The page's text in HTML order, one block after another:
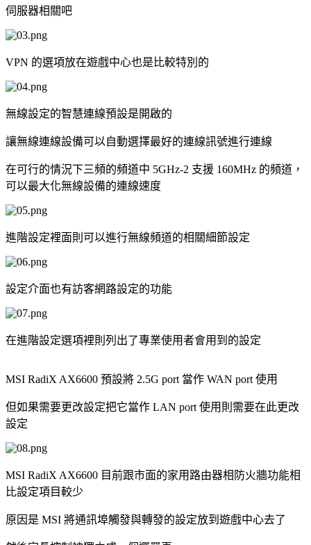
伺服器相關吧
VPN 的選項放在遊戲中心也是比較特別的
無線設定的智慧連線預設是開啟的
讓無線連線設備可以自動選擇最好的連線訊號進行連線
在可行的情況下三頻的頻道中 5GHz-2 支援 160MHz 的頻道，
可以最大化無線設備的連線速度
進階設定裡面則可以進行無線頻道的相關細節設定
設定介面也有訪客網路設定的功能
在進階設定選項裡則列出了專業使用者會用到的設定
MSI RadiX AX6600 預設將 2.5G port 當作 WAN port 使用
但如果需要更改設定把它當作 LAN port 使用則需要在此更改
設定
MSI RadiX AX6600 目前跟市面的家用路由器相防火牆功能相
比設定項目較少
原因是 MSI 將通訊埠觸發與轉發的設定放到遊戲中心去了